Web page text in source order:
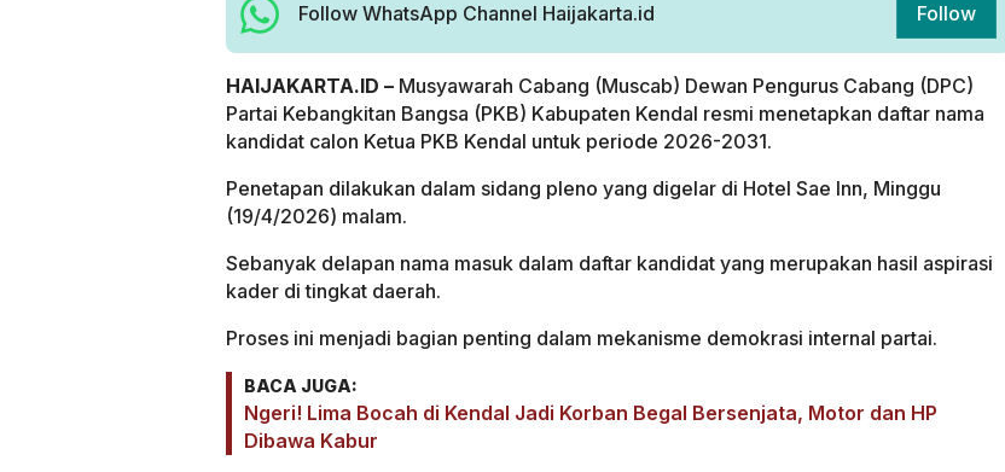
Follow WhatsApp Channel Haijakarta.id Follow
HAIJAKARTA.ID – Musyawarah Cabang (Muscab) Dewan Pengurus Cabang (DPC)
Partai Kebangkitan Bangsa (PKB) Kabupaten Kendal resmi menetapkan daftar nama
kandidat calon Ketua PKB Kendal untuk periode 2026-2031.
Penetapan dilakukan dalam sidang pleno yang digelar di Hotel Sae Inn, Minggu
(19/4/2026) malam.
Sebanyak delapan nama masuk dalam daftar kandidat yang merupakan hasil aspirasi
kader di tingkat daerah.
Proses ini menjadi bagian penting dalam mekanisme demokrasi internal partai.
BACA JUGA:
Ngeri! Lima Bocah di Kendal Jadi Korban Begal Bersenjata, Motor dan HP
Dibawa Kabur